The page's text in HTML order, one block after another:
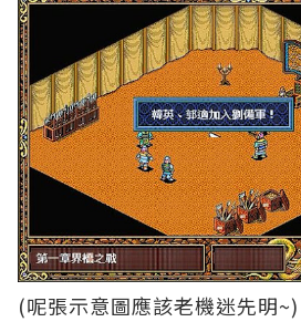
(呢張示意圖應該老機迷先明~)